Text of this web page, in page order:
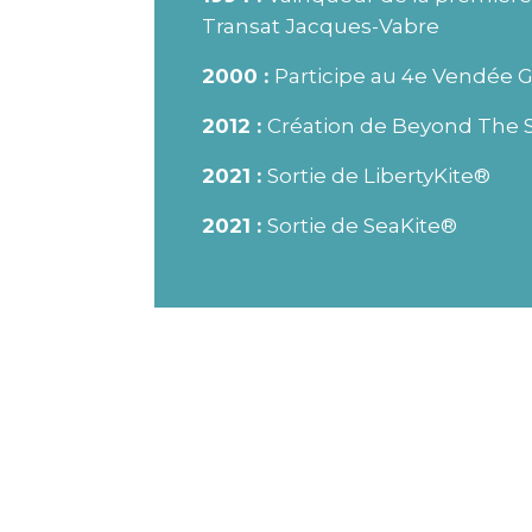
Transat Jacques-Vabre
2000 : Participe au 4e Vendée
2012 : Création de Beyond The
2021 : Sortie de LibertyKite®
2021 : Sortie de SeaKite®